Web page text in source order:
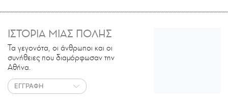
ΙΣΤΟΡΙΑ ΜΙΑΣ ΠΟΛΗΣ
Τα γεγονότα, οι άνθρωποι και οι
συνήθειες που διαμόρφωσαν την
Αθήνα.
ΕΓΓΡΑΦΗ